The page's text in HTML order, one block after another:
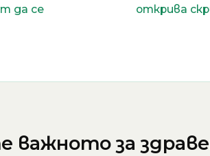
да се
открива
важното за